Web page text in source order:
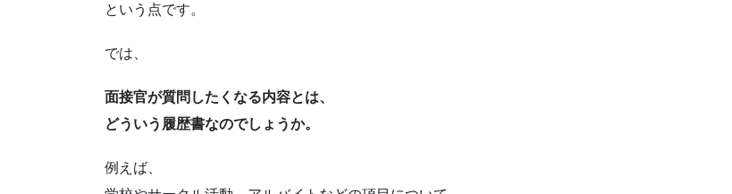
という点です。
では、
面接官が質問したくなる内容とは、
どういう履歴書なのでしょうか。
例えば、